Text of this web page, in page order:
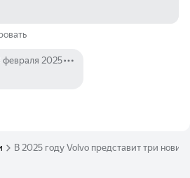
февраля 2025
В 2025 году Volvo представит три